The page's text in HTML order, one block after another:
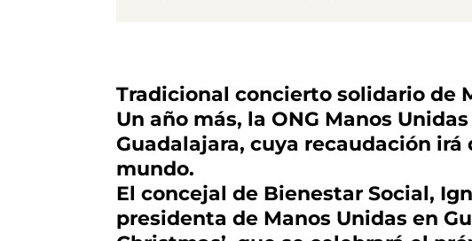
Tradicional concierto solidario de
Un año más, la ONG Manos
Guadalajara, cuya recaudación
mundo.
El concejal de Bienestar Social,
presidenta de Manos Unidas en